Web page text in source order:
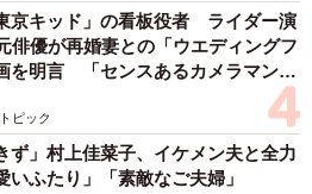
京キッド」の看板役者 ライダー演
俳優が再婚妻との「ウエディングフ
を明言 「センスあるカメラマン求
ピック
ず」村上佳菜子、イケメン夫と全力
いふたり」「素敵なご夫婦」